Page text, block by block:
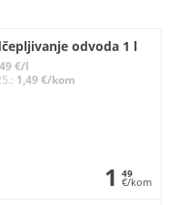
odvoda 1 l
€/l
1,49 €/kom
1 49
€/kom